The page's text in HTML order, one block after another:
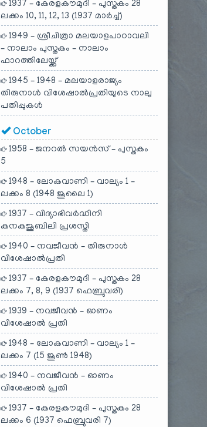
1937 – കേരളകൗമുദി – പുസ്തകം 28
ലക്കം 10, 11, 12, 13 (1937 മാർച്ച്)
1949 – ശ്രീചിത്രാ മലയാളപാഠാവലി
– നാലാം പുസ്തകം – നാലാം
ഫാറത്തിലേയ്ക്ക്
1945 – 1948 – മലയാളരാജ്യം
തിരുനാൾ വിശേഷാൽപ്രതിയുടെ നാലു
പതിപ്പുകൾ
October
1958 – ജനറൽ സയൻസ് – പുസ്തകം
5
1948 – ലോകവാണി – വാല്യം 1 –
ലക്കം 8 (1948 ജൂലൈ 1)
1937 – വിദ്യാഭിവർദ്ധിനി
കനകജൂബിലി പ്രശസ്തി
1940 – നവജീവൻ – തിരുനാൾ
വിശേഷാൽപ്രതി
1937 – കേരളകൗമുദി – പുസ്തകം 28
ലക്കം 7, 8, 9 (1937 ഫെബ്രുവരി)
1939 – നവജീവൻ – ഓണം
വിശേഷാൽ പ്രതി
1948 – ലോകവാണി – വാല്യം 1 –
ലക്കം 7 (15 ജൂൺ 1948)
1940 – നവജീവൻ – ഓണം
വിശേഷാൽ പ്രതി
1937 – കേരളകൗമുദി – പുസ്തകം 28
ലക്കം 6 (1937 ഫെബ്രുവരി 7)